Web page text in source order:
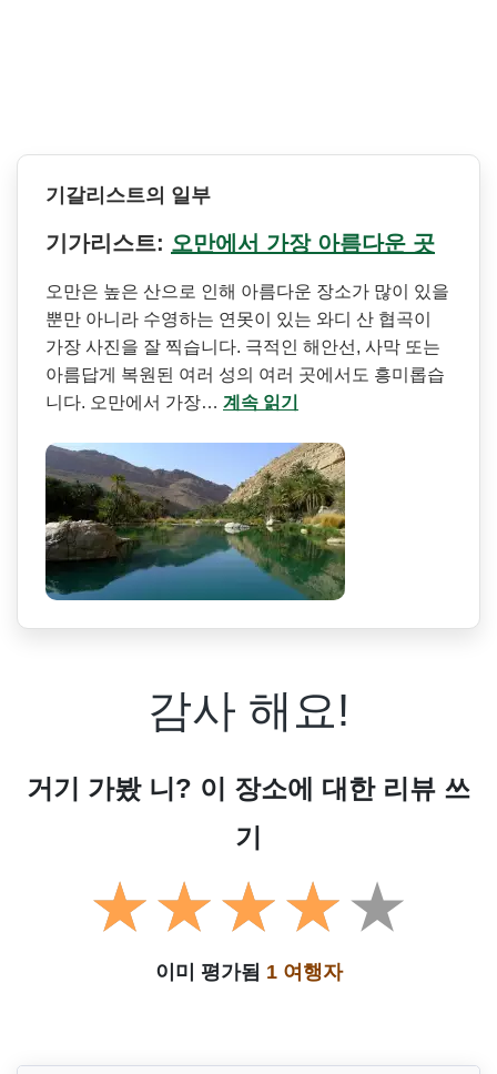
기갈리스트의 일부
기가리스트: 오만에서 가장 아름다운 곳
오만은 높은 산으로 인해 아름다운 장소가 많이 있을
뿐만 아니라 수영하는 연못이 있는 와디 산 협곡이
가장 사진을 잘 찍습니다. 극적인 해안선, 사막 또는
아름답게 복원된 여러 성의 여러 곳에서도 흥미롭습
니다. 오만에서 가장… 계속 읽기
감사 해요!
거기 가봤 니? 이 장소에 대한 리뷰 쓰
기
이미 평가됨 1 여행자